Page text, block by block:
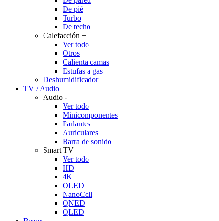
De pié
Turbo
De techo
Calefacción +
Ver todo
Otros
Calienta camas
Estufas a gas
Deshumidificador
TV / Audio
Audio -
Ver todo
Minicomponentes
Parlantes
Auriculares
Barra de sonido
Smart TV +
Ver todo
HD
4K
OLED
NanoCell
QNED
QLED